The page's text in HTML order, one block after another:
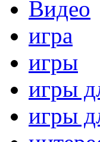
Видео
игра
игры
игры
игры